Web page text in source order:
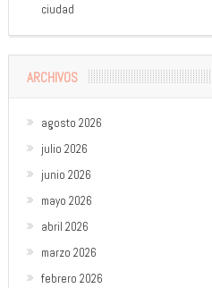
ciudad
ARCHIVOS
agosto 2026
julio 2026
junio 2026
mayo 2026
abril 2026
marzo 2026
febrero 2026